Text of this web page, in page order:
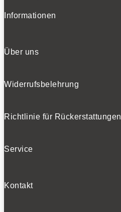
Informationen
Über uns
Widerrufsbelehrung
Richtlinie für Rückerstattungen
Service
Kontakt